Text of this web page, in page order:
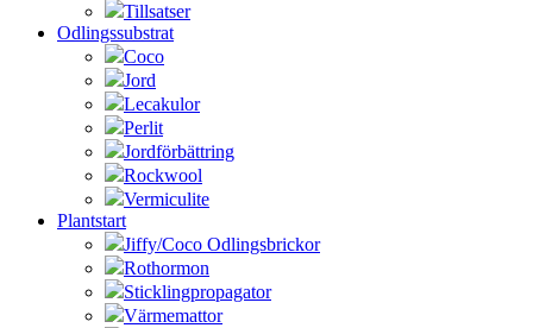
Tillsatser
Odlingssubstrat
Coco
Jord
Lecakulor
Perlit
Jordförbättring
Rockwool
Vermiculite
Plantstart
Jiffy/Coco Odlingsbrickor
Rothormon
Sticklingpropagator
Värmemattor